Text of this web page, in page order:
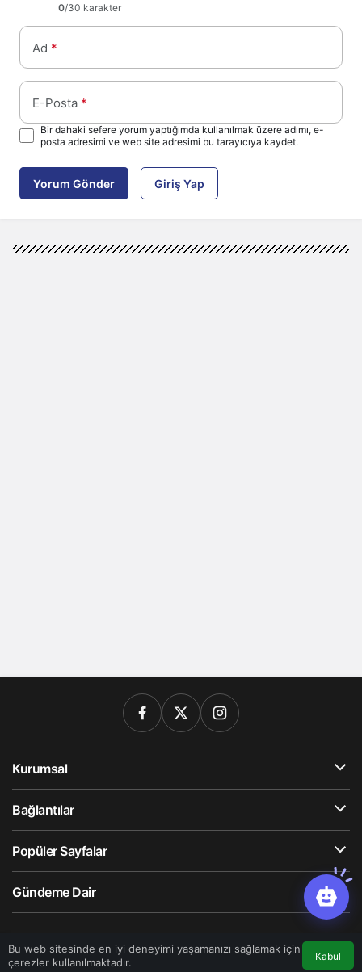
0/30 karakter
Ad *
E-Posta *
Bir dahaki sefere yorum yaptığımda kullanılmak üzere adımı, e-
posta adresimi ve web site adresimi bu tarayıcıya kaydet.
Yorum Gönder Giriş Yap
Bu web sitesinde en iyi deneyimi yaşamanızı sağlamak için
çerezler kullanılmaktadır.
Kabul
Kurumsal
Bağlantılar
Popüler Sayfalar
Gündeme Dair
© Telif Hakkı 2026, Tüm Hakları Saklıdır